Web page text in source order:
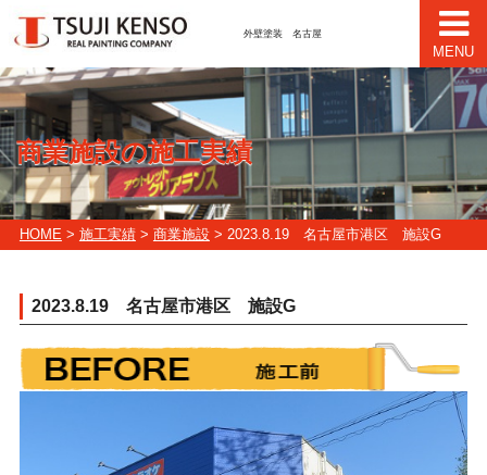
外壁塗装 名古屋
MENU
商業施設の施工実績
HOME> 施工実績> 商業施設> 2023.8.19 名古屋市港区 施設G
2023.8.19 名古屋市港区 施設G